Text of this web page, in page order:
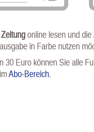
online lesen und
in Farbe nutzen
30 Euro können Sie alle
Abo-Bereich.